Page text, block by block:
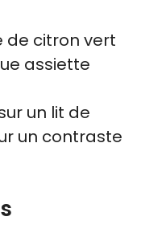
de citron vert
assiette
un lit de
un contraste